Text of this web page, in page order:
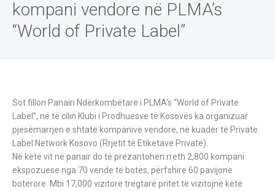
kompani vendore në PLMA’s
“World of Private Label”
Sot fillon Panairi Ndërkombëtarë i PLMA’s “World of Private
Label”, në të cilin Klubi i Prodhuesve të Kosovës ka organizuar
pjesëmarrjen e shtatë kompanive vendore, në kuadër të Private
Label Network Kosovo (Rrjetit të Etiketave Private).
Në këtë vit në panair do të prezantohen rreth 2,800 kompani
ekspozuese nga 70 vende të botës, përfshire 60 pavijone
botërore. Mbi 17,000 vizitorë tregtarë pritet të vizitojnë këtë